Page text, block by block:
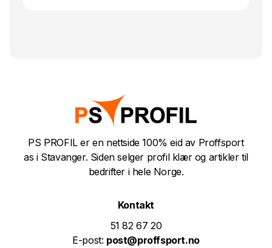
PS PROFIL er en nettside 100% eid av Proffsport
as i Stavanger. Siden selger profil klær og artikler til
bedrifter i hele Norge.
Kontakt
51 82 67 20
E-post: post@proffsport.no